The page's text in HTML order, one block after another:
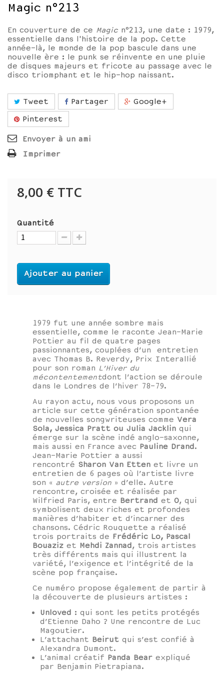
Magic n°213
En couverture de ce Magic n°213, une date : 1979,
essentielle dans l'histoire de la pop. Cette
année-là, le monde de la pop bascule dans une
nouvelle ère : le punk se réinvente en une pluie
de disques majeurs et fricote au passage avec le
disco triomphant et le hip-hop naissant.
Tweet Partager
Google+
Pinterest
Envoyer à un ami
Imprimer
8,00 € TTC
Quantité
Ajouter au panier
1979 fut une année sombre mais
essentielle, comme le raconte Jean-Marie
Pottier au fil de quatre pages
passionnantes, couplées d’un entretien
avec Thomas B. Reverdy, Prix Interallié
pour son roman L’Hiver du
mécontentementdont l’action se déroule
dans le Londres de l’hiver 78-79.
Au rayon actu, nous vous proposons un
article sur cette génération spontanée
de nouvelles songwriteuses comme Vera
Sola, Jessica Pratt ou Julia Jacklin qui
émerge sur la scène indé anglo-saxonne,
mais aussi en France avec Pauline Drand.
Jean-Marie Pottier a aussi
rencontré Sharon Van Etten et livre un
entretien de 6 pages où l’artiste livre
son « autre version » d’elle. Autre
rencontre, croisée et réalisée par
Wilfried Paris, entre Bertrand et O, qui
symbolisent deux riches et profondes
manières d’habiter et d’incarner des
chansons. Cédric Rouquette a réalisé
trois portraits de Frédéric Lo, Pascal
Bouaziz et Mehdi Zannad, trois artistes
très différents mais qui illustrent la
variété, l’exigence et l’intégrité de la
scène pop française.
Ce numéro propose également de partir à
la découverte de plusieurs artistes :
Unloved : qui sont les petits protégés
d’Etienne Daho ? Une rencontre de Luc
Magoutier.
L’attachant Beirut qui s’est confié à
Alexandra Dumont.
L’animal créatif Panda Bear expliqué
par Benjamin Pietrapiana.